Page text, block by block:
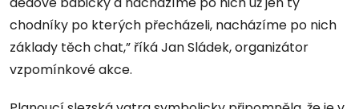
chodníky po kterých přecházeli, nacházíme po nich
základy těch chat,” říká Jan Sládek, organizátor
vzpomínkové akce.